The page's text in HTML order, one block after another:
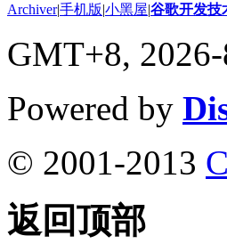
Archiver|手机版|小黑屋|谷歌开发技
GMT+8,
Powered by
© 2001-2013
返回顶部